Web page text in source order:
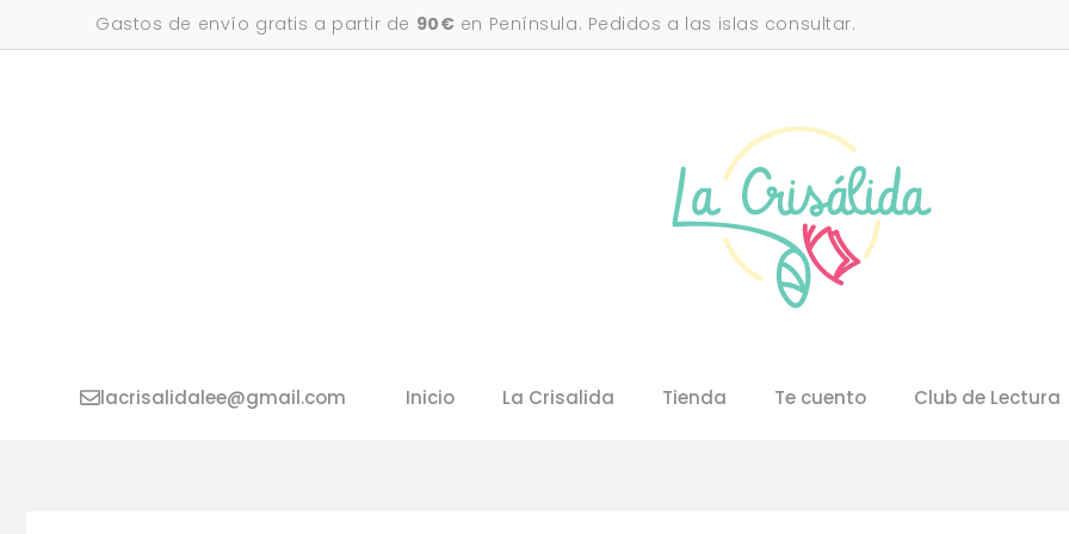
al
Gastos de envío gratis a partir de 90€ en Península. Pedidos a las islas consultar.
Inicio La Crisalida Tienda Te cuento Club de Lectura
lacrisalidalee@gmail.com